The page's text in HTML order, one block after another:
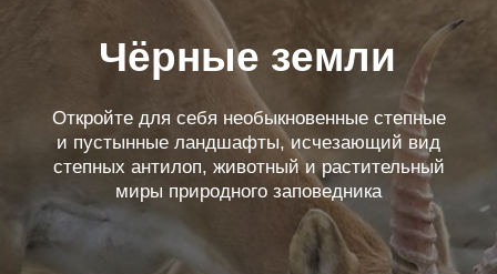
Откройте для себя необыкновенные степные
и пустынные ландшафты, исчезающий вид
степных антилоп, животный и растительный
миры природного заповедника
Заказать экскурсию